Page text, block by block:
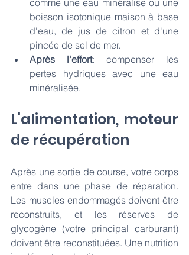
comme une eau minéralise ou une
boisson isotonique maison à base
d'eau, de jus de citron et d'une
pincée de sel de mer.
Après l'effort: compenser les
pertes hydriques avec une eau
minéralisée.
L'alimentation, moteur
de récupération
Après une sortie de course, votre corps
entre dans une phase de réparation.
Les muscles endommagés doivent être
reconstruits, et les réserves de
glycogène (votre principal carburant)
doivent être reconstituées. Une nutrition